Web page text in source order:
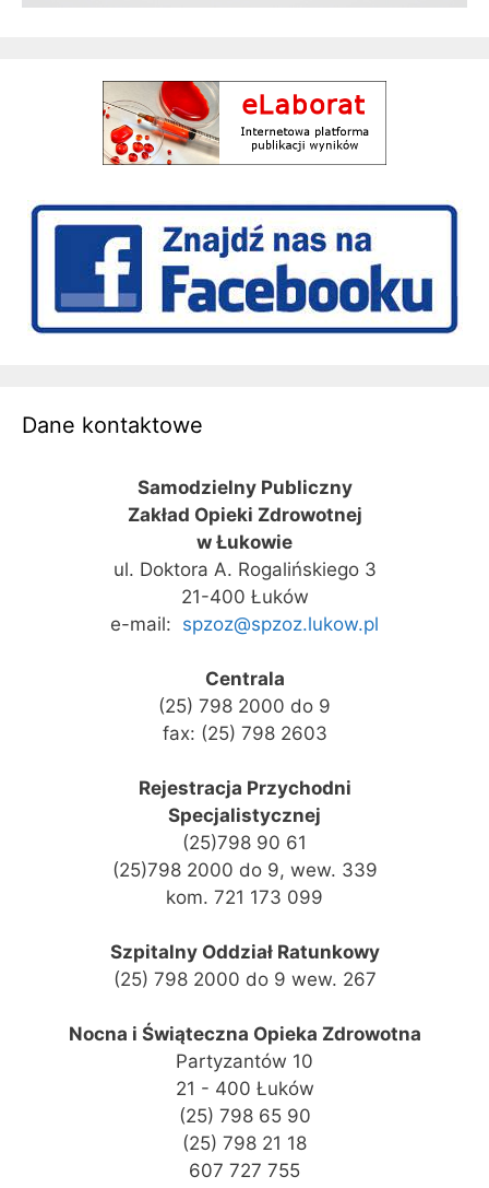
Dane kontaktowe
Samodzielny Publiczny
Zakład Opieki Zdrowotnej
w Łukowie
ul. Doktora A. Rogalińskiego 3
21-400 Łuków
e-mail: spzoz@spzoz.lukow.pl
Centrala
(25) 798 2000 do 9
fax: (25) 798 2603
Rejestracja Przychodni
Specjalistycznej
(25)798 90 61
(25)798 2000 do 9, wew. 339
kom. 721 173 099
Szpitalny Oddział Ratunkowy
(25) 798 2000 do 9 wew. 267
Nocna i Świąteczna Opieka Zdrowotna
Partyzantów 10
21 - 400 Łuków
(25) 798 65 90
(25) 798 21 18
607 727 755